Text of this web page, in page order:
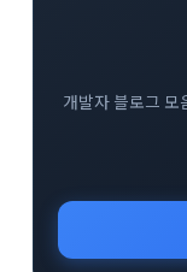
개발자 블로그